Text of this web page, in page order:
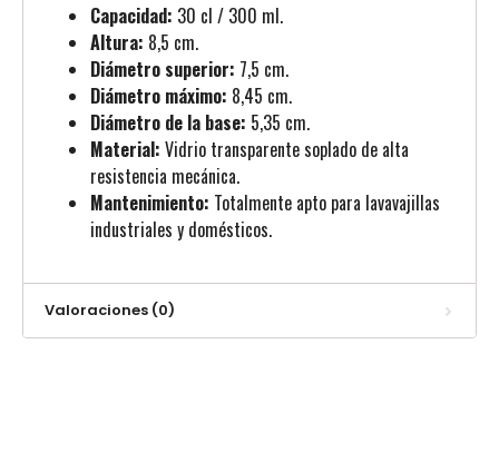
Capacidad: 30 cl / 300 ml.
Altura: 8,5 cm.
Diámetro superior: 7,5 cm.
Diámetro máximo: 8,45 cm.
Diámetro de la base: 5,35 cm.
Material: Vidrio transparente soplado de alta
resistencia mecánica.
Mantenimiento: Totalmente apto para lavavajillas
industriales y domésticos.
Valoraciones (0)